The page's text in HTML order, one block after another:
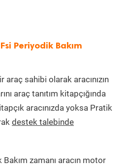
Periyodik Bakım
araç sahibi olarak aracınızın
araç tanıtım kitapçığında
aracınızda yoksa Pratik
destek talebinde
zamanı aracın motor